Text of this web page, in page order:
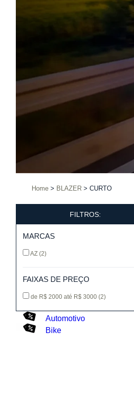
Home BLAZER CURTO
FILTROS:
MARCAS
AZ (2)
FAIXAS DE PREÇO
de R$ 2000 até R$ 3000 (2)
Automotivo
Bike